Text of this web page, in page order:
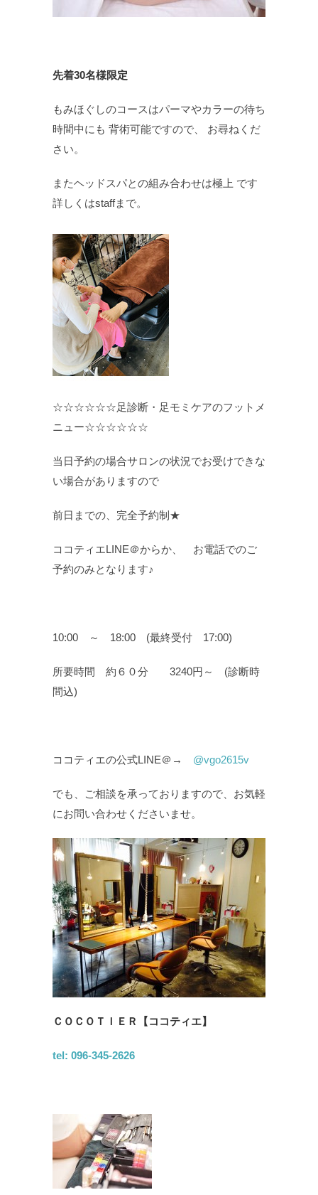
先着30名様限定
もみほぐしのコースはパーマやカラーの待ち
時間中にも 背術可能ですので、 お尋ねくだ
さい。
またヘッドスパとの組み合わせは極上 です
詳しくはstaffまで。
☆☆☆☆☆☆足診断・足モミケアのフットメ
ニュー☆☆☆☆☆☆
当日予約の場合サロンの状況でお受けできな
い場合がありますので
前日までの、完全予約制★
ココティエLINE＠からか、 お電話でのご
予約のみとなります♪
10:00 ～ 18:00 (最終受付 17:00)
所要時間 約６０分 3240円～ (診断時
間込)
ココティエの公式LINE＠→ @vgo2615v
でも、ご相談を承っておりますので、お気軽
にお問い合わせくださいませ。
ＣＯＣＯＴＩＥＲ【ココティエ】
tel: 096-345-2626